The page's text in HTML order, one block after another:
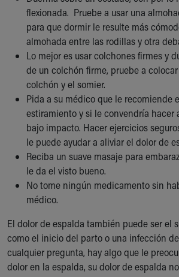
Inside Children's Blog
KidsHealth Topics
Family Library
Educational Resources
Injury Prevention
Medical Records
Symptom Checker
Skip to main content
flexionada. Pruebe a usar una
para que dormir le resulte más
almohada entre las rodillas y otra
Lo mejor es usar colchones firmes y
de un colchón firme, pruebe a
colchón y el somier.
Pida a su médico que le recomiende
estiramiento y si le convendría hacer
bajo impacto. Hacer ejercicios
le puede ayudar a aliviar el dolor de
Reciba un suave masaje para
le da el visto bueno.
No tome ningún medicamento sin
médico.
El dolor de espalda también puede ser el
como el inicio del parto o una infección
cualquier pregunta, hay algo que le
dolor en la espalda, su dolor de espalda